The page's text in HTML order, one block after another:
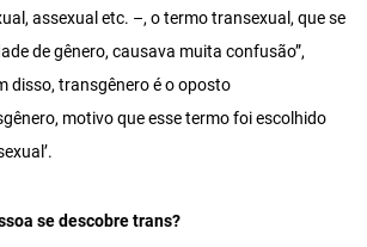
assexual etc. –, o termo transexual, que se
de gênero, causava muita confusão”,
disso, transgênero é o oposto
motivo que esse termo foi escolhido
se descobre trans?